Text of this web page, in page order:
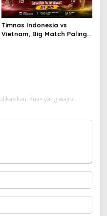
Timnas Indonesia vs
Vietnam, Big Match Paling
Ruas yang wajib